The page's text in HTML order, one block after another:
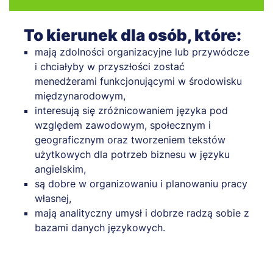
To kierunek dla osób, które:
mają zdolności organizacyjne lub przywódcze
i chciałyby w przyszłości zostać
menedżerami funkcjonującymi w środowisku
międzynarodowym,
interesują się zróżnicowaniem języka pod
względem zawodowym, społecznym i
geograficznym oraz tworzeniem tekstów
użytkowych dla potrzeb biznesu w języku
angielskim,
są dobre w organizowaniu i planowaniu pracy
własnej,
mają analityczny umysł i dobrze radzą sobie z
bazami danych językowych.